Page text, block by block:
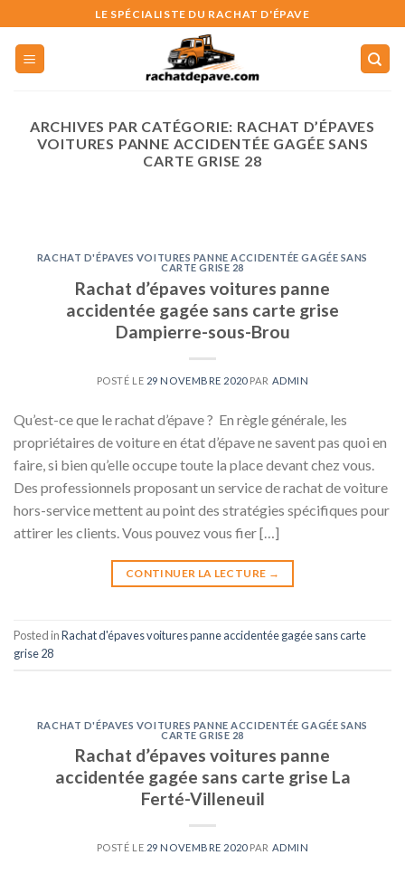
to
content
LE SPÉCIALISTE DU RACHAT D'ÉPAVE
ARCHIVES PAR CATÉGORIE: RACHAT D’ÉPAVES
VOITURES PANNE ACCIDENTÉE GAGÉE SANS
CARTE GRISE 28
camion en panne accidentée
sans carte grise Mauron
30 juillet 2026
Rachat d’épave : présentation Votre voiture qui se
CONTINUER LA LECTURE→
RACHAT D'ÉPAVES VOITURES PANNE ACCIDENTÉE GAGÉE SANS
CARTE GRISE 28
Rachat d’épaves voitures panne
accidentée gagée sans carte grise
Dampierre-sous-Brou
POSTÉ LE 29 NOVEMBRE 2020PAR ADMIN
Qu’est-ce que le rachat d’épave ? En règle générale, les
propriétaires de voiture en état d’épave ne savent pas quoi en
faire, si bien qu’elle occupe toute la place devant chez vous.
Des professionnels proposant un service de rachat de voiture
hors-service mettent au point des stratégies spécifiques pour
attirer les clients. Vous pouvez vous fier […]
CONTINUER LA LECTURE →
Posted inRachat d'épaves voitures panne accidentée gagée sans carte
grise 28
RACHAT D'ÉPAVES VOITURES PANNE ACCIDENTÉE GAGÉE SANS
CARTE GRISE 28
Rachat d’épaves voitures panne
accidentée gagée sans carte grise La
Ferté-Villeneuil
POSTÉ LE 29 NOVEMBRE 2020PAR ADMIN